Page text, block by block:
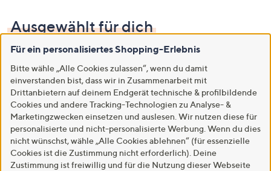
Ausgewählt für dich
Mehr sehen
Für ein personalisiertes Shopping-Erlebnis
Bitte wähle „Alle Cookies zulassen“, wenn du damit
einverstanden bist, dass wir in Zusammenarbeit mit
Drittanbietern auf deinem Endgerät technische & profilbildende
Cookies und andere Tracking-Technologien zu Analyse- &
Marketingzwecken einsetzen und auslesen. Wir nutzen diese für
personalisierte und nicht-personalisierte Werbung. Wenn du dies
nicht wünschst, wähle „Alle Cookies ablehnen“ (für essenzielle
Cookies ist die Zustimmung nicht erforderlich). Deine
Zustimmung ist freiwillig und für die Nutzung dieser Webseite